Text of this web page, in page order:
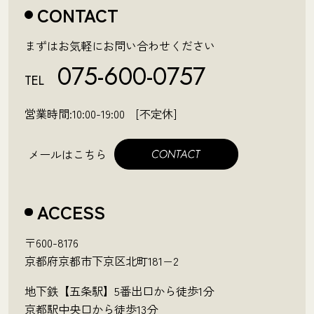
CONTACT
まずはお気軽にお問い合わせください
TEL 075-600-0757
営業時間:10:00-19:00 [不定休]
メールはこちら
ACCESS
〒600-8176
京都府京都市下京区北町181−2
地下鉄【五条駅】5番出口から徒歩1分
京都駅中央口から徒歩13分